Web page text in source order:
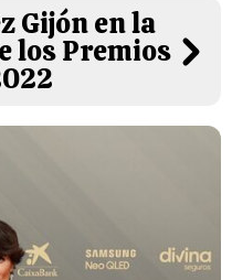
Gijón en la
los Premios